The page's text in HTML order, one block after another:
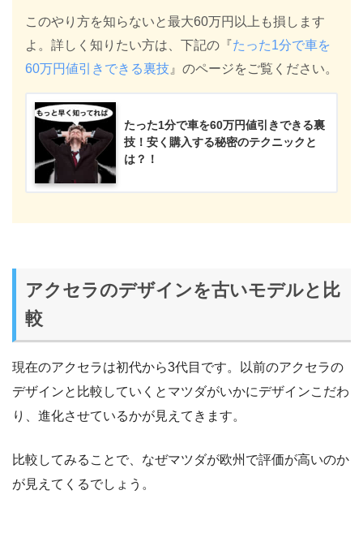
このやり方を知らないと最大60万円以上も損します
よ。詳しく知りたい方は、下記の『たった1分で車を
60万円値引きできる裏技 』のページをご覧ください。
たった1分で車を60万円値引きできる裏
技！安く購入する秘密のテクニックと
は？！
アクセラのデザインを古いモデルと比
較
現在のアクセラは初代から3代目です。以前のアクセラの
デザインと比較していくとマツダがいかにデザインこだわ
り、進化させているかが見えてきます。
比較してみることで、なぜマツダが欧州で評価が高いのか
が見えてくるでしょう。